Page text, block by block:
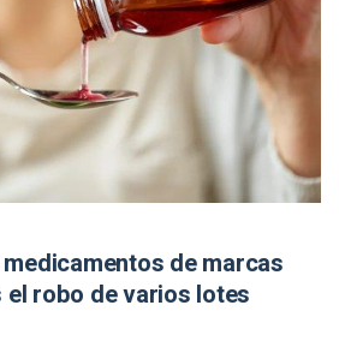
de marcas
robo de varios lotes